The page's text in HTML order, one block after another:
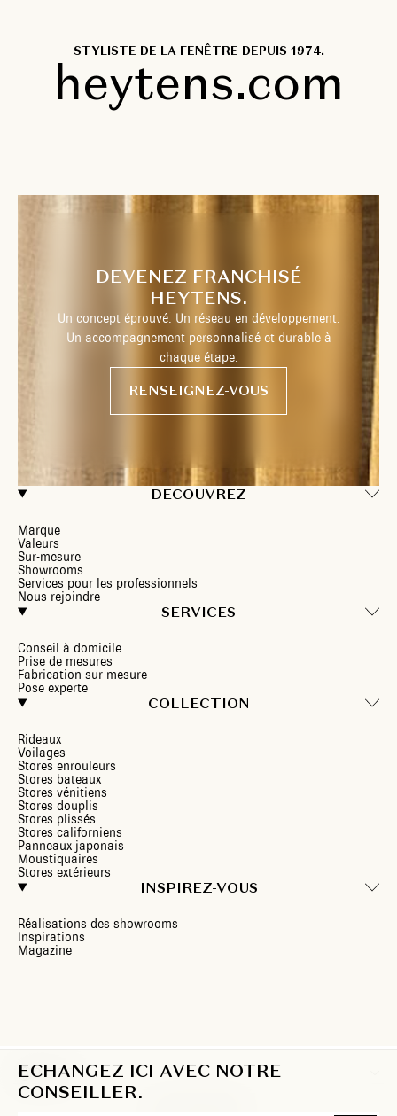
ECHANGEZ ICI AVEC NOTRE
CONSEILLER.
STYLISTE DE LA FENÊTRE DEPUIS 1974.
heytens.com
DECOUVREZ
Marque
Valeurs
Sur-mesure
Showrooms
Services pour les professionnels
Nous rejoindre
SERVICES
Conseil à domicile
Prise de mesures
Fabrication sur mesure
Pose experte
COLLECTION
Rideaux
Voilages
Stores enrouleurs
Stores bateaux
Stores vénitiens
Stores douplis
Stores plissés
Stores californiens
Panneaux japonais
Moustiquaires
Stores extérieurs
INSPIREZ-VOUS
Réalisations des showrooms
Inspirations
Magazine
DEVENEZ FRANCHISÉ
HEYTENS.
Un concept éprouvé. Un réseau en développement.
Un accompagnement personnalisé et durable à
chaque étape.
RENSEIGNEZ-VOUS
BE/FR